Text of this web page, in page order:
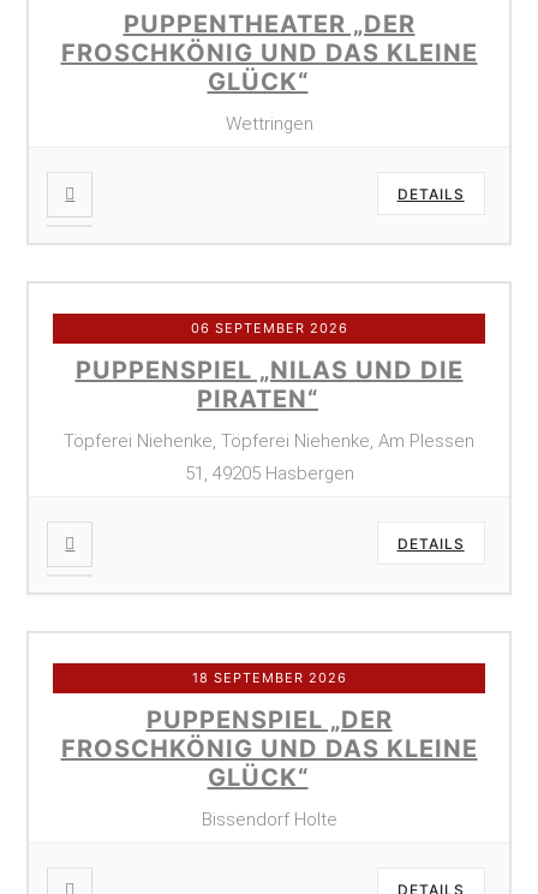
PUPPENTHEATER „DER
FROSCHKÖNIG UND DAS KLEINE
GLÜCK“
Wettringen
DETAILS
06 SEPTEMBER 2026
PUPPENSPIEL „NILAS UND DIE
PIRATEN“
Töpferei Niehenke, Töpferei Niehenke, Am Plessen
51, 49205 Hasbergen
DETAILS
18 SEPTEMBER 2026
PUPPENSPIEL „DER
FROSCHKÖNIG UND DAS KLEINE
GLÜCK“
Bissendorf Holte
DETAILS